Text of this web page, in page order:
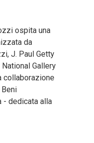
ospita una
da
J. Paul Getty
Gallery
collaborazione
- dedicata alla